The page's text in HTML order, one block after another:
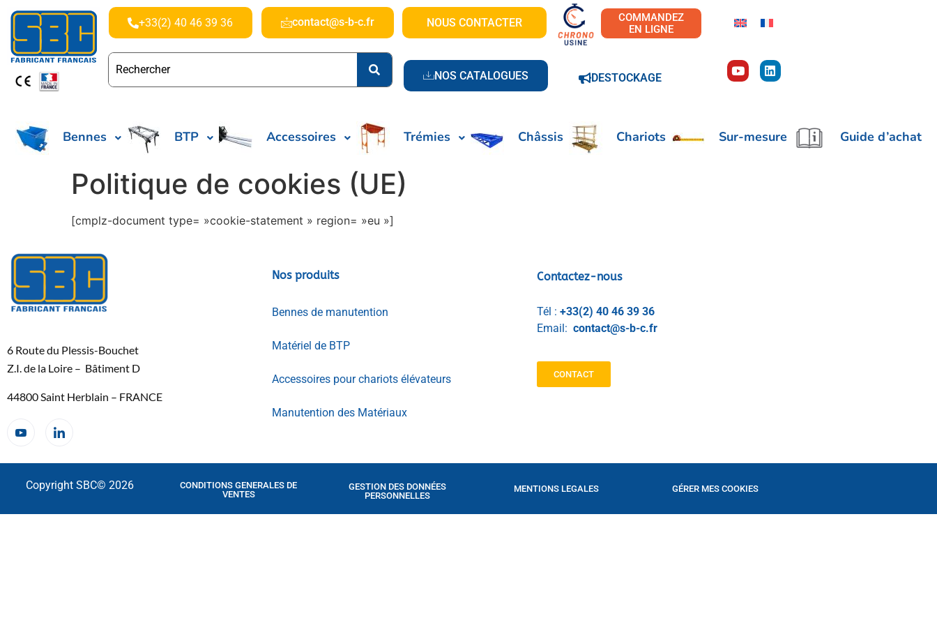
+33(2) 40 46 39 36 contact@s-b-c.fr NOUS CONTACTER
NOS CATALOGUES
COMMANDEZ
EN LIGNE
DESTOCKAGE
Bennes BTP Accessoires Trémies Châssis Chariots Sur-mesure Guide d’achat
Politique de cookies (UE)
[cmplz-document type= »cookie-statement » region= »eu »]
6 Route du Plessis-Bouchet
Z.I. de la Loire – Bâtiment D
44800 Saint Herblain – FRANCE
Nos produits
Bennes de manutention
Matériel de BTP
Accessoires pour chariots élévateurs
Manutention des Matériaux
Contactez-nous
Tél : +33(2) 40 46 39 36
Email: contact@s-b-c.fr
CONTACT
Copyright SBC© 2026
CONDITIONS GENERALES DE
VENTES
GESTION DES DONNÉES
PERSONNELLES
MENTIONS LEGALES GÉRER MES COOKIES